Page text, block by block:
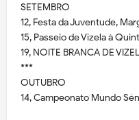
SETEMBRO
12, Festa da Juventude,
15, Passeio de Vizela à
19, NOITE BRANCA DE
***
OUTUBRO
14, Campeonato Mundo